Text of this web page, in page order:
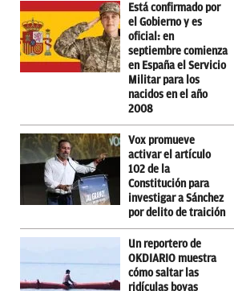
Está confirmado por
el Gobierno y es
oficial: en
septiembre comienza
en España el Servicio
Militar para los
nacidos en el año
2008
Vox promueve
activar el artículo
102 de la
Constitución para
investigar a Sánchez
por delito de traición
Un reportero de
OKDIARIO muestra
cómo saltar las
ridículas boyas